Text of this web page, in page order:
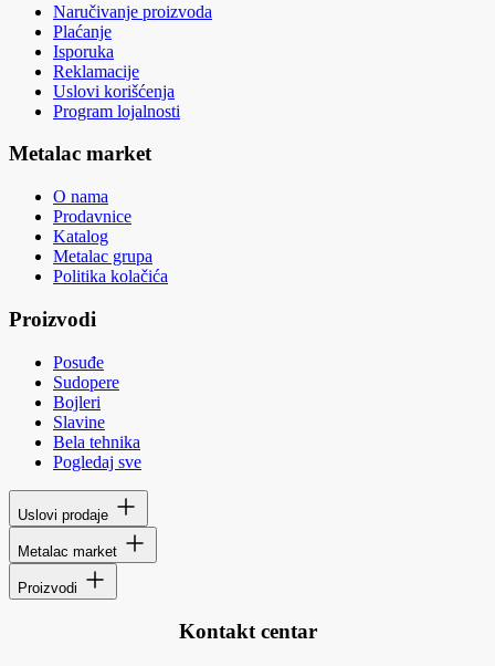
Naručivanje proizvoda
Plaćanje
Isporuka
Reklamacije
Uslovi korišćenja
Program lojalnosti
Metalac market
O nama
Prodavnice
Katalog
Metalac grupa
Politika kolačića
Proizvodi
Posuđe
Sudopere
Bojleri
Slavine
Bela tehnika
Pogledaj sve
Uslovi prodaje
Metalac market
Proizvodi
Kontakt centar